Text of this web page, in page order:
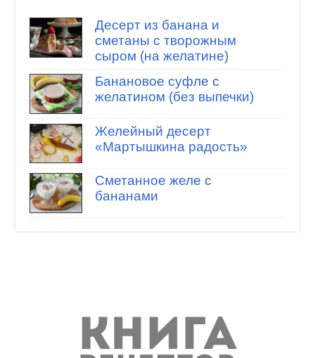
Десерт из банана и
сметаны с творожным
сыром (на желатине)
Банановое суфле с
желатином (без выпечки)
Желейный десерт
«Мартышкина радость»
Сметанное желе с
бананами